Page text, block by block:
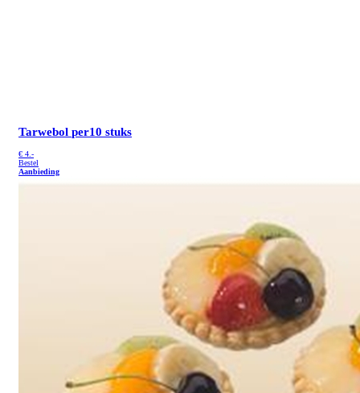
Tarwebol per10 stuks
€ 4.-
Bestel
Aanbieding